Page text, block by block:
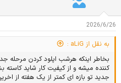
:
2026/6/26
به نقل از aLiG :
بخاطر اینکه هرشب اپلود کردن مرحله
کننده میشه و از کیفیت کار شاید
جدید تو بازه ای کمتر از یک هفته از